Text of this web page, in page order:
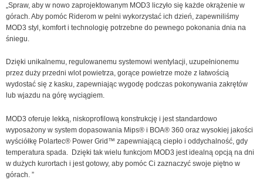
„Spraw, aby w nowo zaprojektowanym MOD3 liczyło się każde okrążenie w
górach. Aby pomóc Riderom w pełni wykorzystać ich dzień, zapewniliśmy
MOD3 styl, komfort i technologię potrzebne do pewnego pokonania dnia na
śniegu.
Dzięki unikalnemu, regulowanemu systemowi wentylacji, uzupełnionemu
przez duży przedni wlot powietrza, gorące powietrze może z łatwością
wydostać się z kasku, zapewniając wygodę podczas pokonywania zakrętów
lub wjazdu na górę wyciągiem.
MOD3 oferuje lekką, niskoprofilową konstrukcję i jest standardowo
wyposażony w system dopasowania Mips® i BOA® 360 oraz wysokiej jakości
wyściółkę Polartec® Power Grid™ zapewniającą ciepło i oddychalność, gdy
temperatura spada. Dzięki tak wielu funkcjom MOD3 jest idealną opcją na dni
w dużych kurortach i jest gotowy, aby pomóc Ci zaznaczyć swoje piętno w
górach. ”